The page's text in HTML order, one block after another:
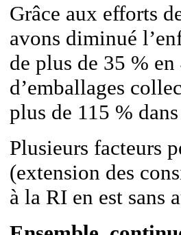
Grâce aux efforts
avons diminué
de plus de 35 %
d’emballages
plus de 115 %
Plusieurs facteurs
(extension des
à la RI en est sans